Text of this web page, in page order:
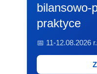
bilansowo-
praktyce
📅 11-12.08.2026 r.